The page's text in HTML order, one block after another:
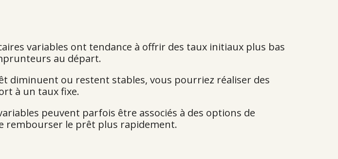
variables ont tendance à offrir des taux initiaux plus bas
au départ.
diminuent ou restent stables, vous pourriez réaliser des
à un taux fixe.
peuvent parfois être associés à des options de
rembourser le prêt plus rapidement.